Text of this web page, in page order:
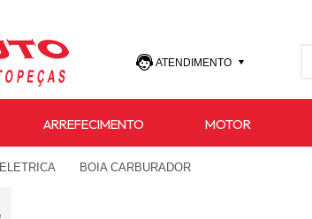
ATENDIMENTO
(47) 3027-4733
ARREFECIMENTO MOTOR
ELETRICA BOIA CARBURADOR